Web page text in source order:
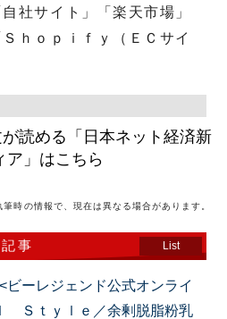
サイト」「楽天市場」
ｏｐｉｆｙ（ＥＣサイ
読める「日本ネット経済新
ア」はこちら
時の情報で、現在は異なる場合があります。
事 List
ーレジェンド公式オンライ
Ｓｔｙｌｅ／余剰脱脂粉乳